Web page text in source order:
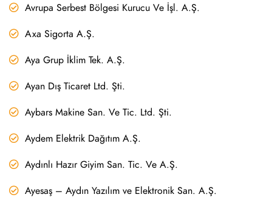
Avrupa Serbest Bölgesi Kurucu Ve İşl. A.Ş.
Axa Sigorta A.Ş.
Aya Grup İklim Tek. A.Ş.
Ayan Dış Ticaret Ltd. Şti.
Aybars Makine San. Ve Tic. Ltd. Şti.
Aydem Elektrik Dağıtım A.Ş.
Aydınlı Hazır Giyim San. Tic. Ve A.Ş.
Ayesaş – Aydın Yazılım ve Elektronik San. A.Ş.